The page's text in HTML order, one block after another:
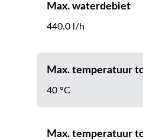
Max. waterdebiet
440.0 l/h
Max. temperatuur
40 °C
Max. temperatuur